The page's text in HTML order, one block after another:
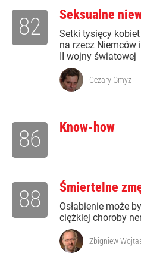
Seksualne
Setki tysięcy
na rzecz
II wojny światowej
82
Cezary Gmyz
Know-how
86
Śmiertelne
Osłabienie może
ciężkiej choroby
88
Zbigniew